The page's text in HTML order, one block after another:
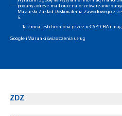
podany adres e-mail oraz na przetwarzanie
Mazurski Zakład Doskonalenia Zawodowego z
5.
Ta strona jest chroniona przez reCAPTCHA i
Googlei Warunki świadczenia usług
ZDZ